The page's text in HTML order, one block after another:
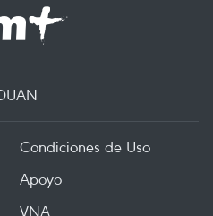
Condiciones de Uso
Apoyo
VNA